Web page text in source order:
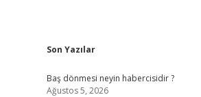
Sidebar
Son Yazılar
Baş dönmesi neyin habercisidir ?
Ağustos 5, 2026
ilbet